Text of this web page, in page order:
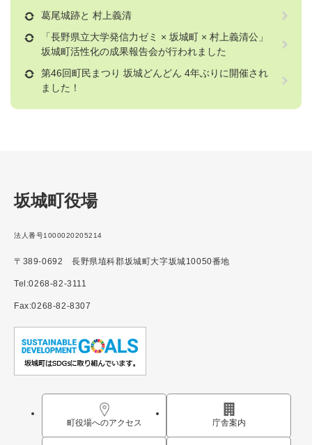
葛尾城跡と 村上義清
「長野県立大学発信力ゼミ × 坂城町 × 村上義清公」
坂城町活性化の成果報告会が行われました
第46回町民まつり 坂城どんどん 4年ぶりに開催され
ました！
坂城町役場
法人番号1000020205214
〒389-0692 長野県埴科郡坂城町大字坂城10050番地
Tel:0268-82-3111
Fax:0268-82-8307
町役場へのアクセス 庁舎案内